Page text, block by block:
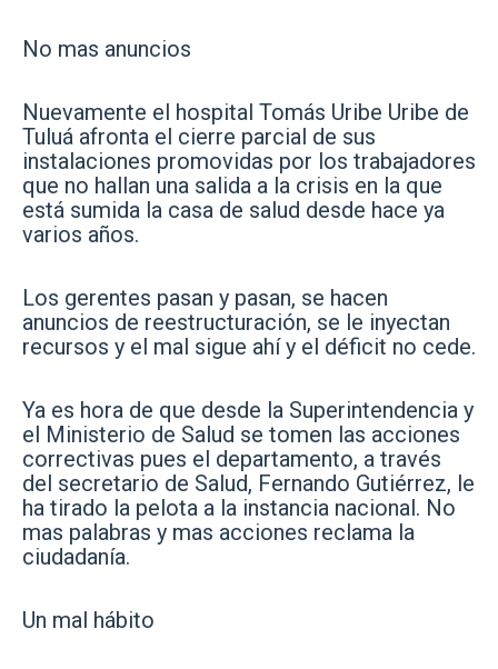
No mas anuncios
Nuevamente el hospital Tomás Uribe Uribe de
Tuluá afronta el cierre parcial de sus
instalaciones promovidas por los trabajadores
que no hallan una salida a la crisis en la que
está sumida la casa de salud desde hace ya
varios años.
Los gerentes pasan y pasan, se hacen
anuncios de reestructuración, se le inyectan
recursos y el mal sigue ahí y el déficit no cede.
Ya es hora de que desde la Superintendencia y
el Ministerio de Salud se tomen las acciones
correctivas pues el departamento, a través
del secretario de Salud, Fernando Gutiérrez, le
ha tirado la pelota a la instancia nacional. No
mas palabras y mas acciones reclama la
ciudadanía.
Un mal hábito